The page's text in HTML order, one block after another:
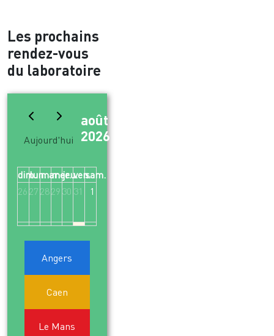
Les prochains
rendez-vous
du laboratoire
Aujourd'hui
août
2026
dim.lun.mar.mer.jeu.ven.sam.
26 27 2829 30 31 1
16171819202122
Angers
Caen
Le Mans